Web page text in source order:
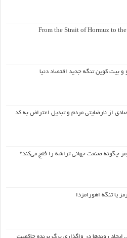
From the Strait of Hormuz to
و بیت کوین تنگه جدید اقتصاد دنیا
از نارضایتی مردم و تبدیل اعتراض به کد
چگونه صنعت جهانی تراشه را فلج می‌کند؟
یا تنگه اهورامزدا
روندها در واگذاری برگ برنده حاکمیت